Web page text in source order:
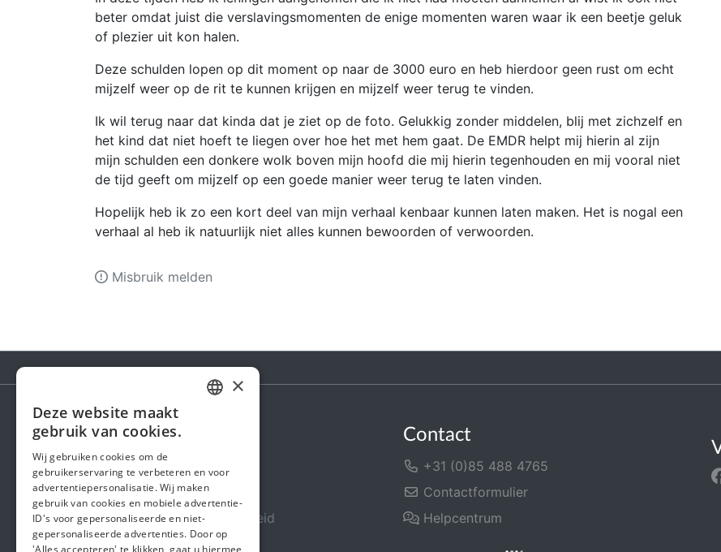
beter omdat juist die verslavingsmomenten de enige momenten waren waar ik een beetje geluk
of plezier uit kon halen.
Deze schulden lopen op dit moment op naar de 3000 euro en heb hierdoor geen rust om echt
mijzelf weer op de rit te kunnen krijgen en mijzelf weer terug te vinden.
Ik wil terug naar dat kinda dat je ziet op de foto. Gelukkig zonder middelen, blij met zichzelf en
het kind dat niet hoeft te liegen over hoe het met hem gaat. De EMDR helpt mij hierin al zijn
mijn schulden een donkere wolk boven mijn hoofd die mij hierin tegenhouden en mij vooral niet
de tijd geeft om mijzelf op een goede manier weer terug te laten vinden.
Hopelijk heb ik zo een kort deel van mijn verhaal kenbaar kunnen laten maken. Het is nogal een
verhaal al heb ik natuurlijk niet alles kunnen bewoorden of verwoorden.
Misbruik melden
Steunactie
Over ons
In de media
Veiligheid & Betrouwbaarheid
Algemene voorwaarden
Contact
+31 (0)85 488 4765
Contactformulier
Helpcentrum
ENGLISH
×
Deze website maakt
gebruik van cookies.
Wij gebruiken cookies om de
gebruikerservaring te verbeteren en voor
advertentiepersonalisatie. Wij maken
gebruik van cookies en mobiele advertentie-
ID's voor gepersonaliseerde en niet-
gepersonaliseerde advertenties. Door op
'Alles accepteren' te klikken, gaat u hiermee